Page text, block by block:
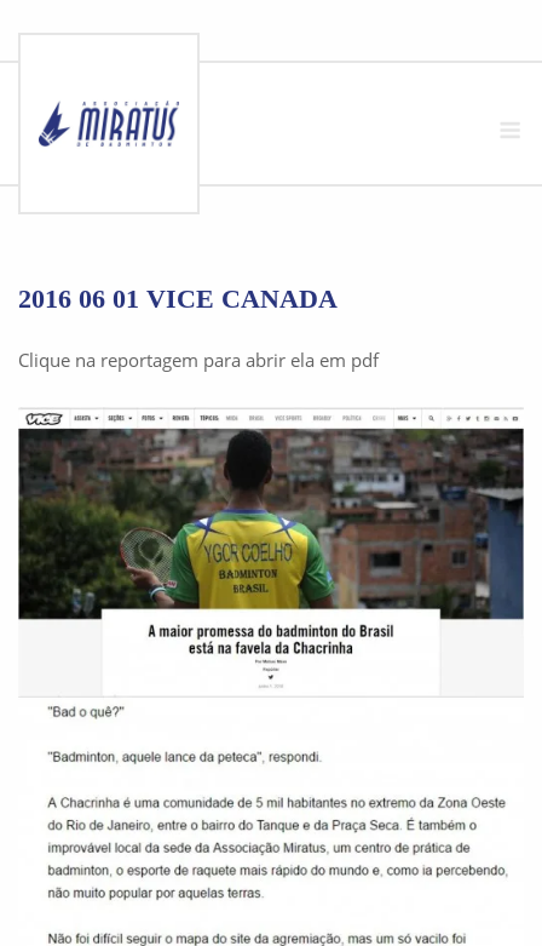
content
2016 06 01 VICE CANADA
Clique na reportagem para abrir ela em pdf